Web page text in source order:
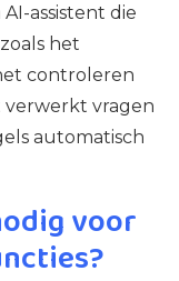
assistent die
het
controleren
verwerkt vragen
automatisch
voor